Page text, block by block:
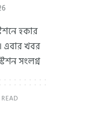
হকার
এবার খবর
সংলগ্ন